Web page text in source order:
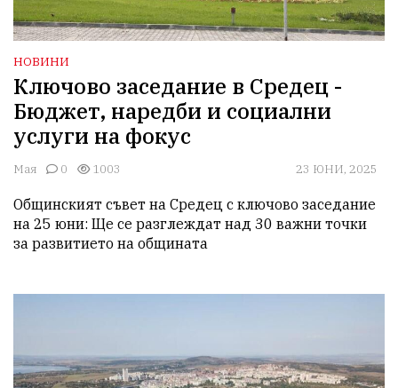
НОВИНИ
Ключово заседание в Средец -
Бюджет, наредби и социални
услуги на фокус
Мая 0 1003 23 ЮНИ, 2025
Общинският съвет на Средец с ключово заседание
на 25 юни: Ще се разглеждат над 30 важни точки
за развитието на общината